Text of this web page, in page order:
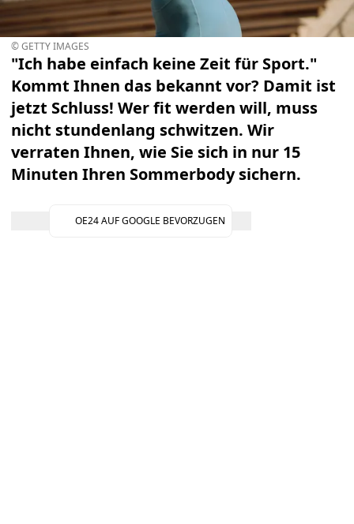
© GETTY IMAGES
"Ich habe einfach keine Zeit für Sport."
Kommt Ihnen das bekannt vor? Damit ist
jetzt Schluss! Wer fit werden will, muss
nicht stundenlang schwitzen. Wir
verraten Ihnen, wie Sie sich in nur 15
Minuten Ihren Sommerbody sichern.
OE24 AUF GOOGLE BEVORZUGEN